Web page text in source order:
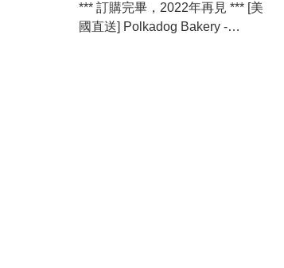
*** 訂購完畢，2022年再見 *** [美
國直送] Polkadog Bakery -